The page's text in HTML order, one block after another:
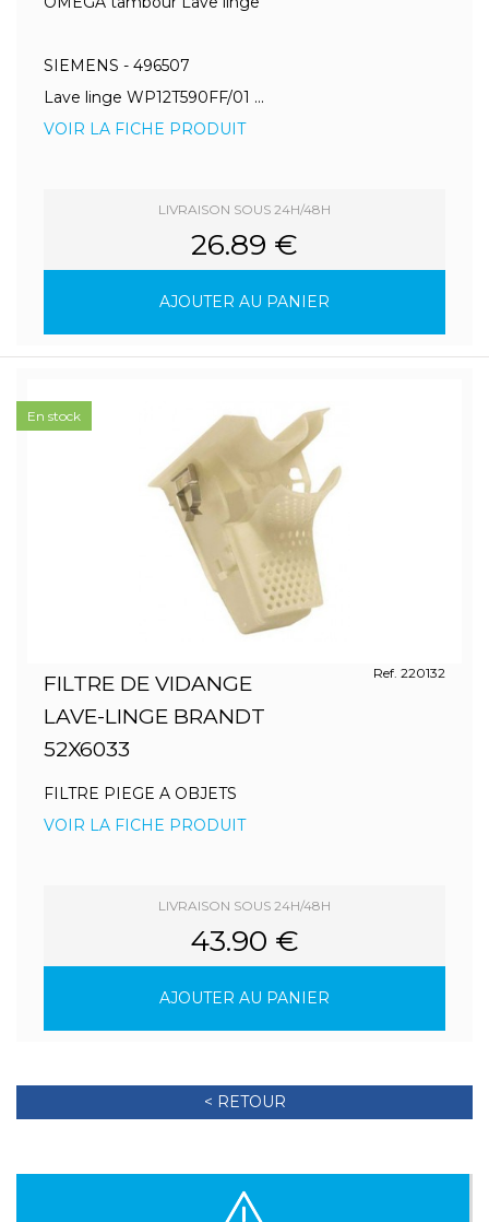
SIEMENS - 496507
Lave linge WP12T590FF/01 ...
VOIR LA FICHE PRODUIT
LIVRAISON SOUS 24H/48H
26.89 €
AJOUTER AU PANIER
FILTRE DE VIDANGE
LAVE-LINGE BRANDT
52X6033
Ref. 220132
FILTRE PIEGE A OBJETS
VOIR LA FICHE PRODUIT
LIVRAISON SOUS 24H/48H
43.90 €
AJOUTER AU PANIER
En stock
< RETOUR